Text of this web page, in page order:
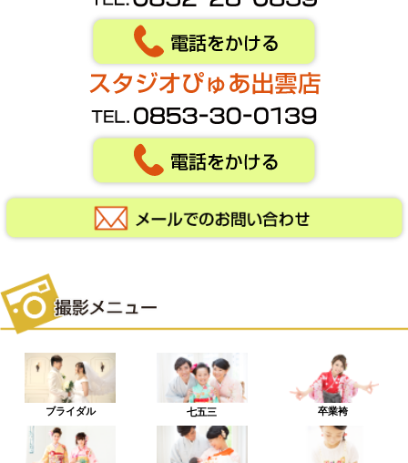
ブライダル 七五三 卒業袴